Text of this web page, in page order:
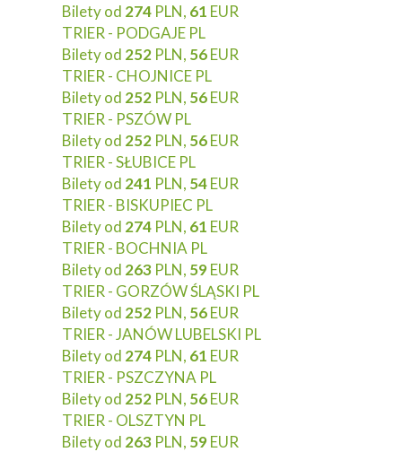
Bilety od 274 PLN, 61 EUR
TRIER - PODGAJE PL
Bilety od 252 PLN, 56EUR
TRIER - CHOJNICE PL
Bilety od 252 PLN, 56EUR
TRIER - PSZÓW PL
Bilety od 252 PLN, 56EUR
TRIER - SŁUBICE PL
Bilety od 241 PLN, 54EUR
TRIER - BISKUPIEC PL
Bilety od 274 PLN, 61 EUR
TRIER - BOCHNIA PL
Bilety od 263 PLN, 59EUR
TRIER - GORZÓW ŚLĄSKI PL
Bilety od 252 PLN, 56EUR
TRIER - JANÓW LUBELSKI PL
Bilety od 274 PLN, 61 EUR
TRIER - PSZCZYNA PL
Bilety od 252 PLN, 56EUR
TRIER - OLSZTYN PL
Bilety od 263 PLN, 59EUR